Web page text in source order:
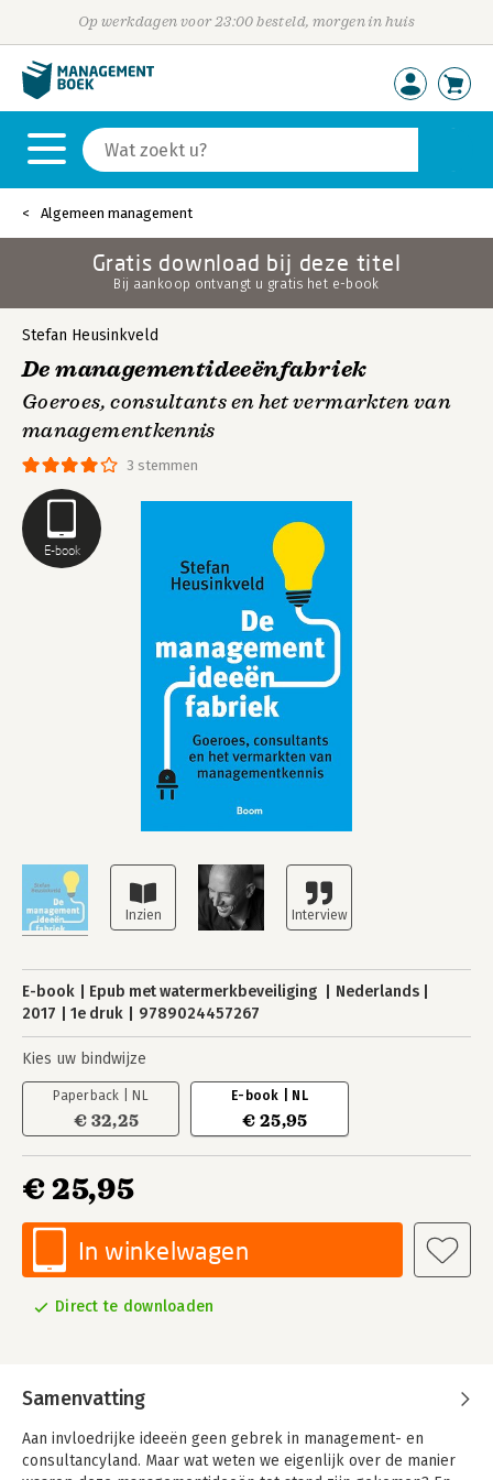
Op werkdagen voor 23:00 besteld, morgen in huis
Algemeen management
Gratis download bij deze titel
Bij aankoop ontvangt u gratis het e-book
E-book
3 stemmen
Stefan Heusinkveld
De managementideeënfabriek
Goeroes, consultants en het vermarkten van
managementkennis
E-book Epub met watermerkbeveiliging
Nederlands
2017
1e druk 9789024457267
Kies uw bindwijze
Paperback | NL
€ 32,25
E-book | NL
€ 25,95
€ 25,95
In winkelwagen
Direct te downloaden
Samenvatting
Aan invloedrijke ideeën geen gebrek in management- en
consultancyland. Maar wat weten we eigenlijk over de manier